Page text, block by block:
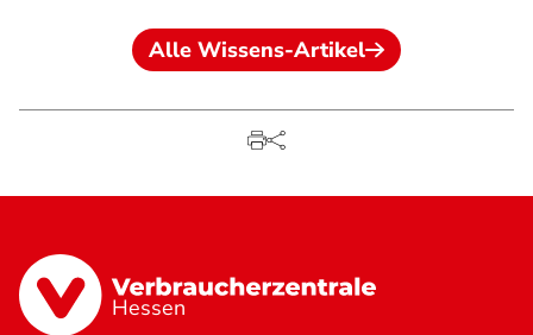
Alle Wissens-Artikel
Hessen